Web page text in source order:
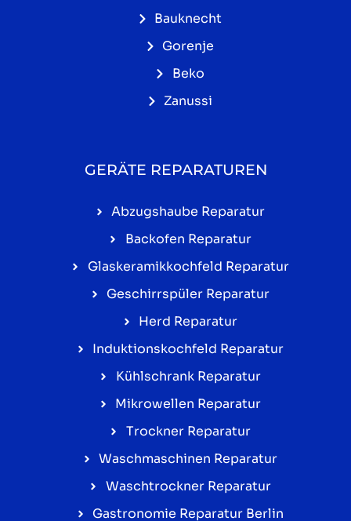
Bauknecht
Gorenje
Beko
Zanussi
GERÄTE REPARATUREN
Abzugshaube Reparatur
Backofen Reparatur
Glaskeramikkochfeld Reparatur
Geschirrspüler Reparatur
Herd Reparatur
Induktionskochfeld Reparatur
Kühlschrank Reparatur
Mikrowellen Reparatur
Trockner Reparatur
Waschmaschinen Reparatur
Waschtrockner Reparatur
Gastronomie Reparatur Berlin